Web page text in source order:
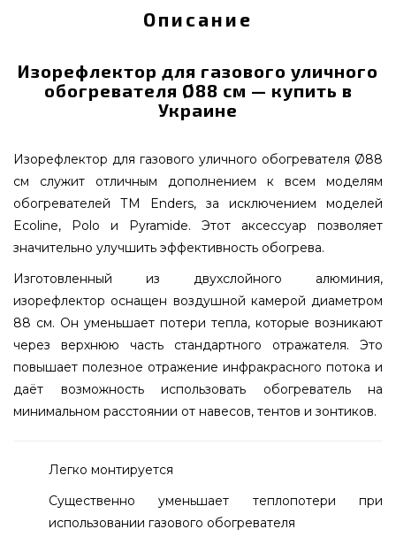
Описание
Изорефлектор для газового уличного
обогревателя Ø88 см — купить в
Украине
Изорефлектор для газового уличного обогревателя Ø88
см служит отличным дополнением к всем моделям
обогревателей ТМ Enders, за исключением моделей
Ecoline, Polo и Pyramide. Этот аксессуар позволяет
значительно улучшить эффективность обогрева.
Изготовленный из двухслойного алюминия,
изорефлектор оснащен воздушной камерой диаметром
88 см. Он уменьшает потери тепла, которые возникают
через верхнюю часть стандартного отражателя. Это
повышает полезное отражение инфракрасного потока и
даёт возможность использовать обогреватель на
минимальном расстоянии от навесов, тентов и зонтиков.
Легко монтируется
Существенно уменьшает теплопотери при
использовании газового обогревателя